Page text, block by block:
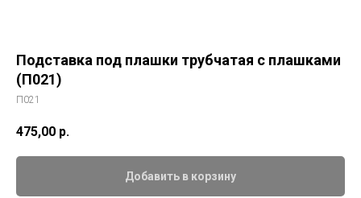
Подставка под плашки трубчатая с плашками
(П021)
П021
475,00 р.
Добавить в корзину